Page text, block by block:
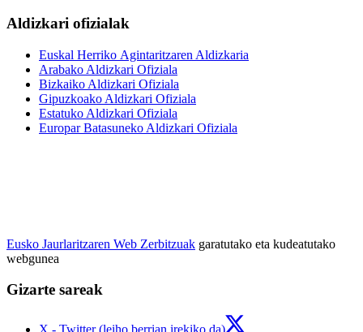
Aldizkari ofizialak
Euskal Herriko Agintaritzaren Aldizkaria
Arabako Aldizkari Ofiziala
Bizkaiko Aldizkari Ofiziala
Gipuzkoako Aldizkari Ofiziala
Estatuko Aldizkari Ofiziala
Europar Batasuneko Aldizkari Ofiziala
Eusko Jaurlaritzaren Web Zerbitzuak garatutako eta kudeatutako
webgunea
Gizarte sareak
X - Twitter (leiho berrian irekiko da)